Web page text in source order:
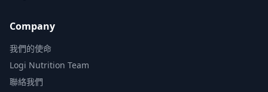
Company
我們的使命
Logi Nutrition Team
聯絡我們